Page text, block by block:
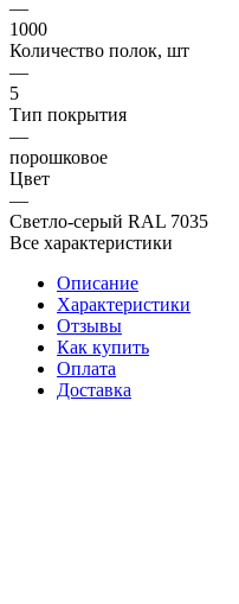
—
1000
Количество полок, шт
—
5
Тип покрытия
—
порошковое
Цвет
—
Светло-серый RAL 7035
Все характеристики
Описание
Характеристики
Отзывы
Как купить
Оплата
Доставка